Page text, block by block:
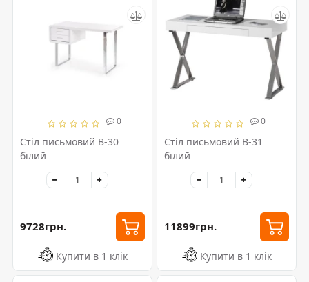
0
Стіл письмовий B-30
білий
9728грн.
Купити в 1 клік
0
Стіл письмовий B-31
білий
11899грн.
Купити в 1 клік